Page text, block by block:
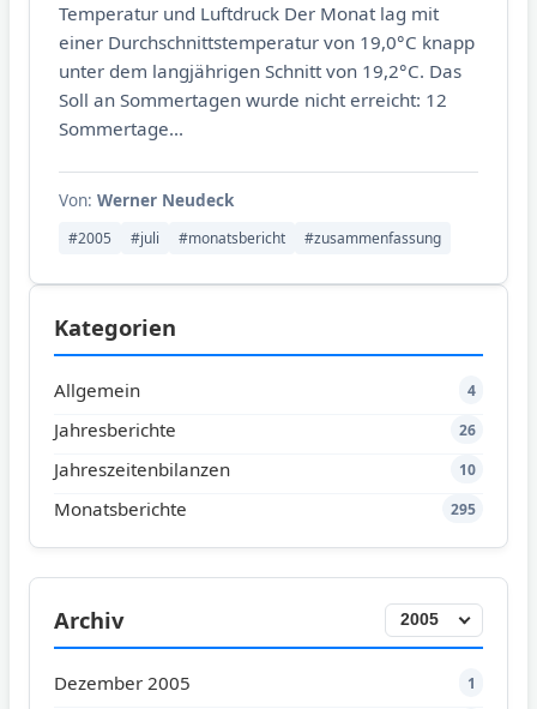
Temperatur und Luftdruck Der Monat lag mit
einer Durchschnittstemperatur von 19,0°C knapp
unter dem langjährigen Schnitt von 19,2°C. Das
Soll an Sommertagen wurde nicht erreicht: 12
Sommertage...
Von: Werner Neudeck
#2005 #juli #monatsbericht #zusammenfassung
Kategorien
Allgemein 4
Jahresberichte 26
Jahreszeitenbilanzen 10
Monatsberichte 295
Archiv
Dezember 2005 1